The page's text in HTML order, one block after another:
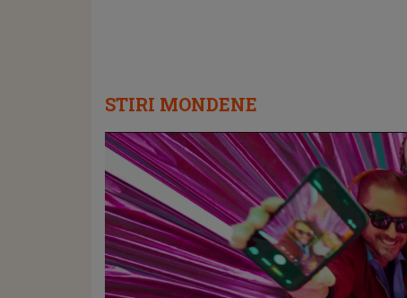
STIRI MONDENE